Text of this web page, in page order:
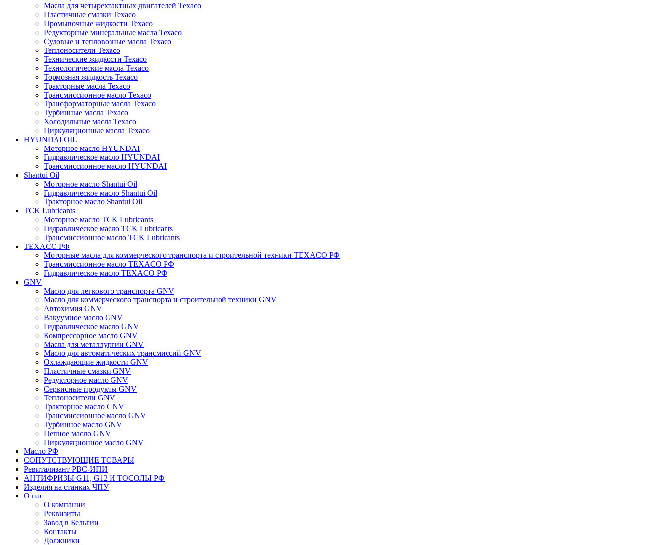
Масла для четырехтактных двигателей Texaco
Пластичные смазки Texaco
Промывочные жидкости Texaco
Редукторные минеральные масла Texaco
Судовые и тепловозные масла Texaco
Теплоносители Texaco
Технические жидкости Texaco
Технологические масла Texaco
Тормозная жидкость Texaco
Тракторные масла Texaco
Трансмиссионное масло Texaco
Трансформаторные масла Texaco
Турбинные масла Texaco
Холодильные масла Texaco
Циркуляционные масла Texaco
HYUNDAI OIL
Моторное масло HYUNDAI
Гидравлическое масло HYUNDAI
Трансмиссионное масло HYUNDAI
Shantui Oil
Моторное масло Shantui Oil
Гидравлическое масло Shantui Oil
Тракторное масло Shantui Oil
TCK Lubricants
Моторное масло TCK Lubricants
Гидравлическое масло TCK Lubricants
Трансмиссионное масло TCK Lubricants
TEXACO РФ
Моторные масла для коммерческого транспорта и строительной техники TEXACO РФ
Трансмиссионное масло TEXACO РФ
Гидравлическое масло TEXACO РФ
GNV
Масло для легкового транспорта GNV
Масло для коммерческого транспорта и строительной техники GNV
Автохимия GNV
Вакуумное масло GNV
Гидравлическое масло GNV
Компрессорное масло GNV
Масла для металлургии GNV
Масло для автоматических трансмиссий GNV
Охлаждающие жидкости GNV
Пластичные смазки GNV
Редукторное масло GNV
Сервисные продукты GNV
Теплоносители GNV
Тракторное масло GNV
Трансмиссионное масло GNV
Турбинное масло GNV
Цепное масло GNV
Циркуляционное масло GNV
Масло РФ
СОПУТСТВУЮЩИЕ ТОВАРЫ
Ревитализант РВС-ИПИ
АНТИФРИЗЫ G11, G12 И ТОСОЛЫ РФ
Изделия на станках ЧПУ
О нас
О компании
Реквизиты
Завод в Бельгии
Контакты
Должники